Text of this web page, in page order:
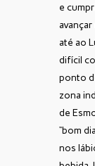
e
até ao
difícil
ponto
zona
de
“bom
nos